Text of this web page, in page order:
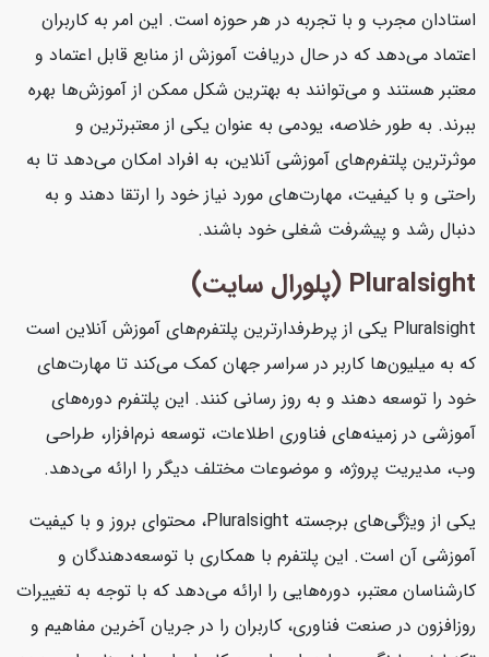
استادان مجرب و با تجربه در هر حوزه است. این امر به کاربران
اعتماد می‌دهد که در حال دریافت آموزش از منابع قابل اعتماد و
معتبر هستند و می‌توانند به بهترین شکل ممکن از آموزش‌ها بهره
ببرند. به طور خلاصه، یودمی به عنوان یکی از معتبرترین و
موثرترین پلتفرم‌های آموزشی آنلاین، به افراد امکان می‌دهد تا به
راحتی و با کیفیت، مهارت‌های مورد نیاز خود را ارتقا دهند و به
دنبال رشد و پیشرفت شغلی خود باشند.
Pluralsight (پلورال سایت)
Pluralsight یکی از پرطرفدارترین پلتفرم‌های آموزش آنلاین است
که به میلیون‌ها کاربر در سراسر جهان کمک می‌کند تا مهارت‌های
خود را توسعه دهند و به روز رسانی کنند. این پلتفرم دوره‌های
آموزشی در زمینه‌های فناوری اطلاعات، توسعه نرم‌افزار، طراحی
وب، مدیریت پروژه، و موضوعات مختلف دیگر را ارائه می‌دهد.
یکی از ویژگی‌های برجسته Pluralsight، محتوای بروز و با کیفیت
آموزشی آن است. این پلتفرم با همکاری با توسعه‌دهندگان و
کارشناسان معتبر، دوره‌هایی را ارائه می‌دهد که با توجه به تغییرات
روزافزون در صنعت فناوری، کاربران را در جریان آخرین مفاهیم و